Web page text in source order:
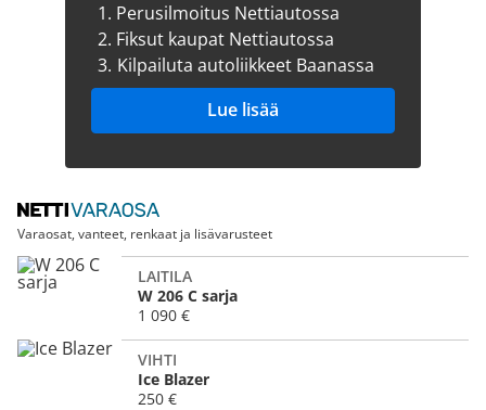
1. Perusilmoitus Nettiautossa
2. Fiksut kaupat Nettiautossa
3. Kilpailuta autoliikkeet Baanassa
Lue lisää
Varaosat, vanteet, renkaat ja lisävarusteet
LAITILA
W 206 C sarja
1 090 €
VIHTI
Ice Blazer
250 €